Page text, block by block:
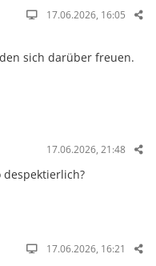
17.06.2026, 16:05
sich darüber freuen.
17.06.2026, 21:48
17.06.2026, 16:21